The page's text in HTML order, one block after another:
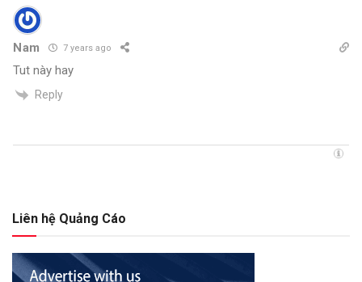
Nam 7 years ago
Tut này hay
Reply
Liên hệ Quảng Cáo